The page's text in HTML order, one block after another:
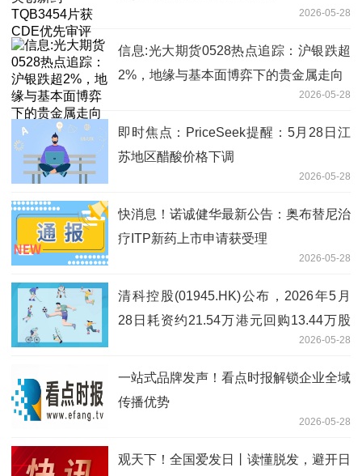
2026-05-28
信息:光大期货0528热点追踪：沪银跌超
2%，地缘与基本面博弈下的贵金属走向
2026-05-28
即时焦点：PriceSeek提醒：5月28日江
苏地区醋酸价格下调
2026-05-28
快消息！诺诚健华最新公告：奥布替尼治
疗ITP新药上市申请获受理
2026-05-28
清科控股(01945.HK)公布，2026年5月
28日耗资约21.54万港元回购13.44万股
2026-05-28
一站式品牌发声！看点时报解锁企业全域
传播优势
2026-05-28
观天下！全国爱发日丨读懂脱发，避开日